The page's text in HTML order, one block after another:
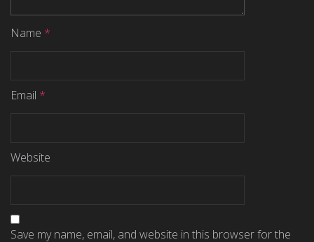
Name *
Email *
Website
Save my name, email, and website in this browser for the